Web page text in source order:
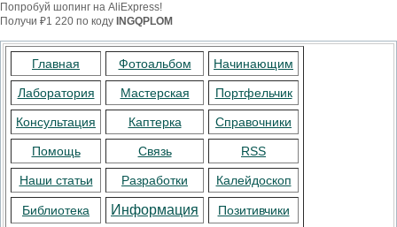
Попробуй шопинг на AliExpress!
Получи ₽1 220 по коду INGQPLOM
Главная Фотоальбом Начинающим
Лаборатория Мастерская Портфельчик
Консультация Каптерка Справочники
Помощь Связь RSS
Наши статьи Разработки Калейдоскоп
Библиотека Информация Позитивчики